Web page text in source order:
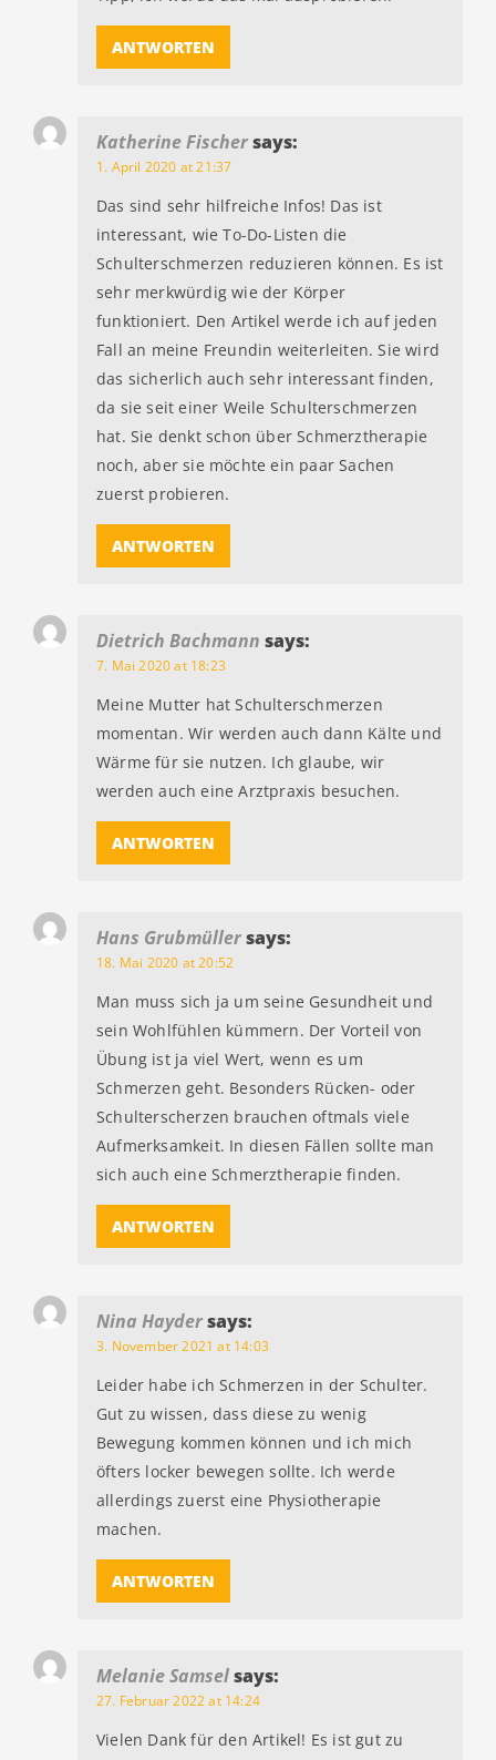
ANTWORTEN
Katherine Fischersays:
1. April 2020 at 21:37
Das sind sehr hilfreiche Infos! Das ist
interessant, wie To-Do-Listen die
Schulterschmerzen reduzieren können. Es ist
sehr merkwürdig wie der Körper
funktioniert. Den Artikel werde ich auf jeden
Fall an meine Freundin weiterleiten. Sie wird
das sicherlich auch sehr interessant finden,
da sie seit einer Weile Schulterschmerzen
hat. Sie denkt schon über Schmerztherapie
noch, aber sie möchte ein paar Sachen
zuerst probieren.
ANTWORTEN
Dietrich Bachmann says:
7. Mai 2020 at 18:23
Meine Mutter hat Schulterschmerzen
momentan. Wir werden auch dann Kälte und
Wärme für sie nutzen. Ich glaube, wir
werden auch eine Arztpraxis besuchen.
ANTWORTEN
Hans Grubmüllersays:
18. Mai 2020 at 20:52
Man muss sich ja um seine Gesundheit und
sein Wohlfühlen kümmern. Der Vorteil von
Übung ist ja viel Wert, wenn es um
Schmerzen geht. Besonders Rücken- oder
Schulterscherzen brauchen oftmals viele
Aufmerksamkeit. In diesen Fällen sollte man
sich auch eine Schmerztherapie finden.
ANTWORTEN
Nina Haydersays:
3. November 2021 at 14:03
Leider habe ich Schmerzen in der Schulter.
Gut zu wissen, dass diese zu wenig
Bewegung kommen können und ich mich
öfters locker bewegen sollte. Ich werde
allerdings zuerst eine Physiotherapie
machen.
ANTWORTEN
Melanie Samselsays:
27. Februar 2022 at 14:24
Vielen Dank für den Artikel! Es ist gut zu